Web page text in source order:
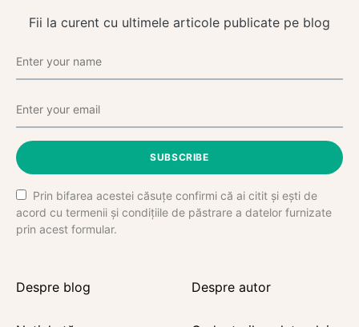
Fii la curent cu ultimele articole publicate pe blog
SUBSCRIBE
Prin bifarea acestei căsuțe confirmi că ai citit și ești de
acord cu termenii și condițiile de păstrare a datelor furnizate
prin acest formular.
Despre blog Despre autor